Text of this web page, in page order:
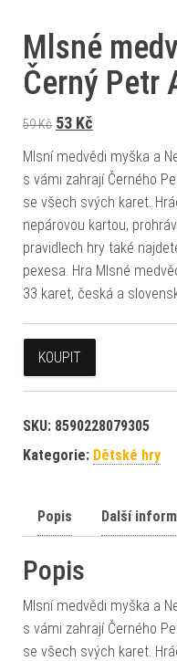
Mlsné
Černý Petr
59Kč Původní cena byla:
53 Kč
Mlsní medvědi myška a
s vámi zahrají Černého
se všech svých karet.
nepárovou kartou,
pravidlech hry také
pexesa. Hra Mlsné
33 karet, česká a
KOUPIT
SKU: 8590228079305
Kategorie: Dětské hry
Popis Další
Popis
Mlsní medvědi myška a
s vámi zahrají Černého
se všech svých karet.